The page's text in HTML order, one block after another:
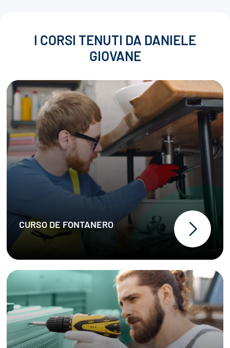
I CORSI TENUTI DA DANIELE
GIOVANE
CURSO DE FONTANERO